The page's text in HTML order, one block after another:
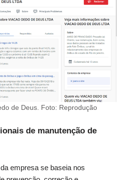
de Deus. Foto: Reprodução
de manutenção de
empresa se baseia nos